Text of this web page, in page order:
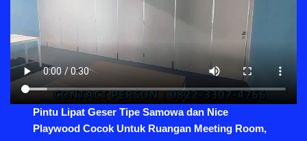
Pintu Lipat Geser Tipe Samowa dan Nice
Playwood Cocok Untuk Ruangan Meeting Room,